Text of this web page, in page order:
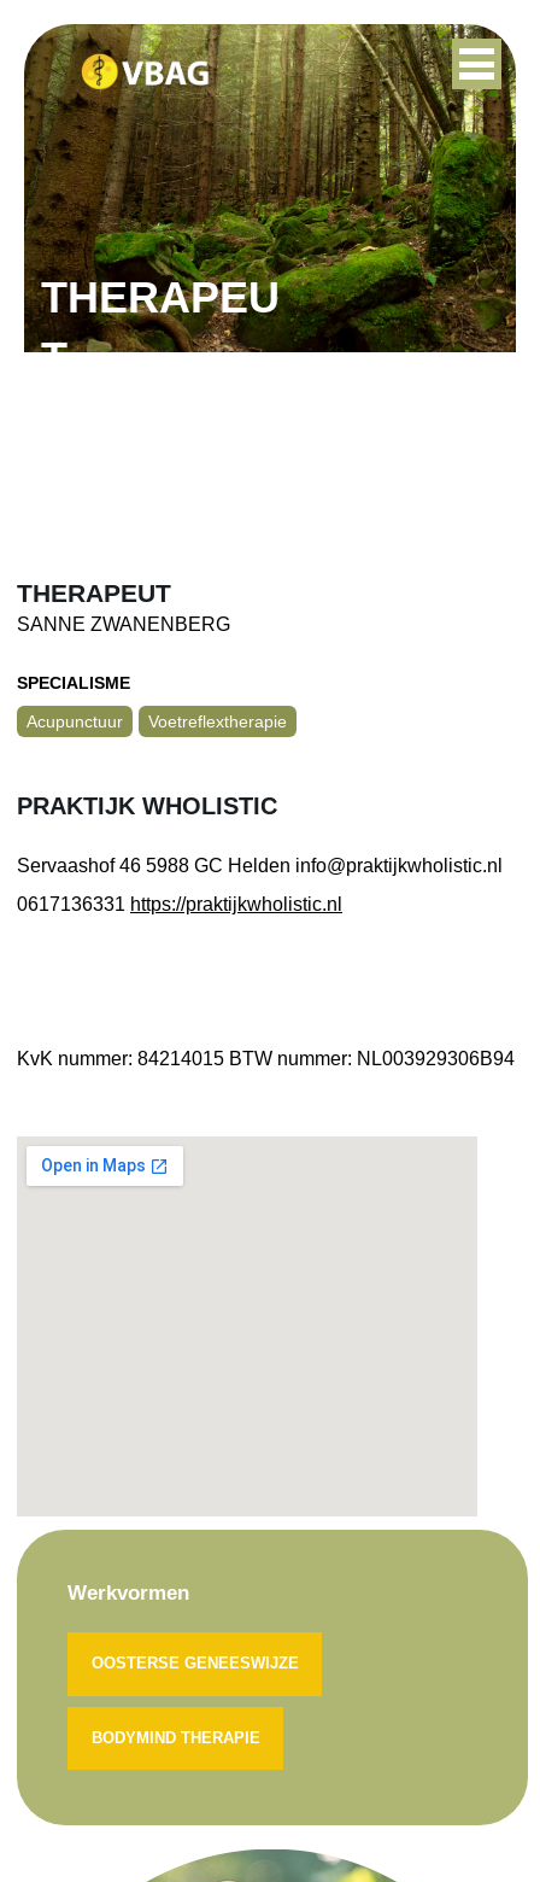
THERAPEU
T
THERAPEUT
SANNE ZWANENBERG
SPECIALISME
Acupunctuur
Voetreflextherapie
PRAKTIJK WHOLISTIC
Servaashof 46 5988 GC Helden info@praktijkwholistic.nl
0617136331 https://praktijkwholistic.nl
KvK nummer: 84214015 BTW nummer: NL003929306B94
Werkvormen
OOSTERSE GENEESWIJZE
BODYMIND THERAPIE